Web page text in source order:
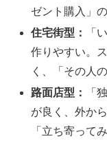
ゼント購入」
住宅街型：
「
作りやすい。
く、「その人
路面店型：
「
が良く、外か
「立ち寄って